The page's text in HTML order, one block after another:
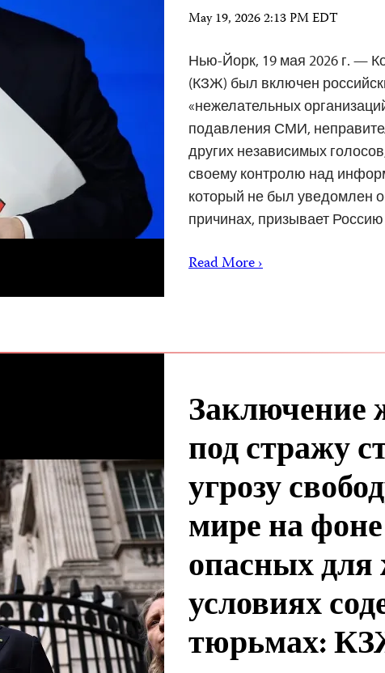
May 19, 2026 2:13 PM EDT
Нью-Йорк, 19 мая 2026 г. —
(КЗЖ) был включен
«нежелательных
подавления СМИ,
других независимых
своему контролю над
который не был уведомлен
причинах, призывает
Read More ›
Заключение
под стражу
угрозу
мире на
опасных
условиях
тюрьмах: